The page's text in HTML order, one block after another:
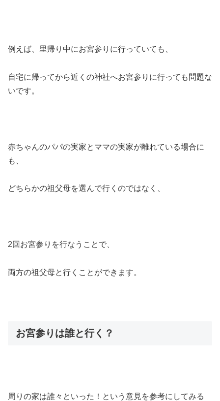
例えば、里帰り中にお宮参りに行っていても、
自宅に帰ってから近くの神社へお宮参りに行っても問題な
いです。
赤ちゃんのパパの実家とママの実家が離れている場合に
も、
どちらかの祖父母を選んで行くのではなく、
2回お宮参りを行なうことで、
両方の祖父母と行くことができます。
お宮参りは誰と行く？
周りの家は誰々といった！という意見を参考にしてみる